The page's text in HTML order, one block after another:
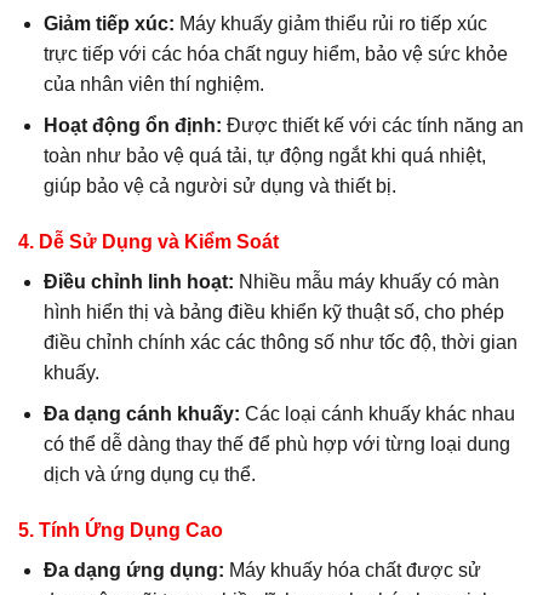
Giảm tiếp xúc: Máy khuấy giảm thiểu rủi ro tiếp xúc
trực tiếp với các hóa chất nguy hiểm, bảo vệ sức khỏe
của nhân viên thí nghiệm.
Hoạt động ổn định: Được thiết kế với các tính năng an
toàn như bảo vệ quá tải, tự động ngắt khi quá nhiệt,
giúp bảo vệ cả người sử dụng và thiết bị.
4. Dễ Sử Dụng và Kiểm Soát
Điều chỉnh linh hoạt: Nhiều mẫu máy khuấy có màn
hình hiển thị và bảng điều khiển kỹ thuật số, cho phép
điều chỉnh chính xác các thông số như tốc độ, thời gian
khuấy.
Đa dạng cánh khuấy: Các loại cánh khuấy khác nhau
có thể dễ dàng thay thế để phù hợp với từng loại dung
dịch và ứng dụng cụ thể.
5. Tính Ứng Dụng Cao
Đa dạng ứng dụng: Máy khuấy hóa chất được sử